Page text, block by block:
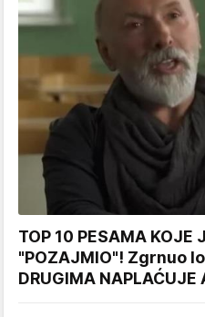
TOP 10 PESAMA KOJE
"POZAJMIO"! Zgrnuo
DRUGIMA NAPLAĆUJE